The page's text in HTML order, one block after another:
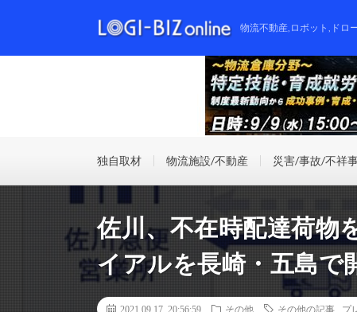
物流不動産,ロボット,ドロ
独自取材 物流施設/不動産 災害/事故/不祥
佐川、不在時配達荷物
イアルを長崎・五島で
2021.09.17 20:56:59 その他 その他の記事 プ